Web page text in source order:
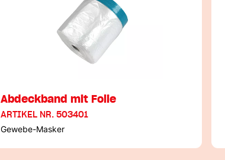
Abdeckband mit Folie
ARTIKEL NR. 503401
Gewebe-Masker